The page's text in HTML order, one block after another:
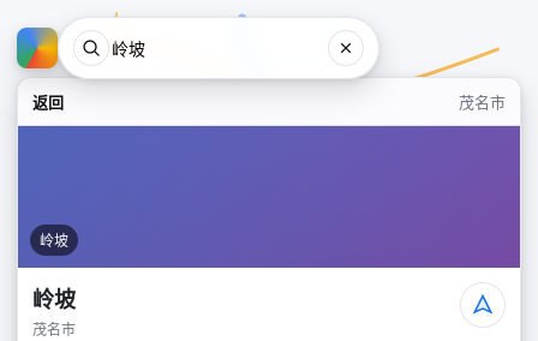
返回 茂名市
岭坡
岭坡
茂名市